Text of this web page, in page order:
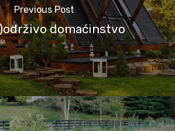
Previous Post
domaćinstvo